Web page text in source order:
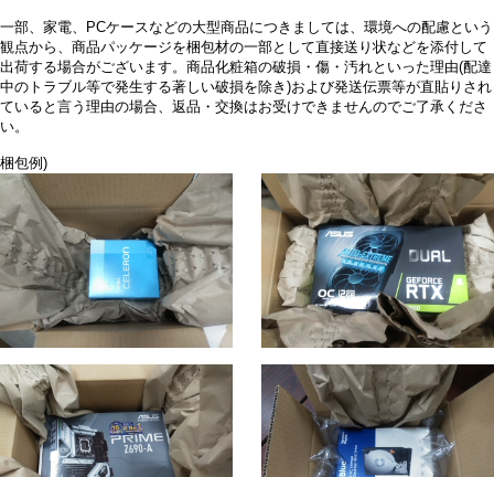
一部、家電、PCケースなどの大型商品につきましては、環境への配慮という
観点から、商品パッケージを梱包材の一部として直接送り状などを添付して
出荷する場合がございます。商品化粧箱の破損・傷・汚れといった理由(配達
中のトラブル等で発生する著しい破損を除き)および発送伝票等が直貼りされ
ていると言う理由の場合、返品・交換はお受けできませんのでご了承くださ
い。
梱包例)